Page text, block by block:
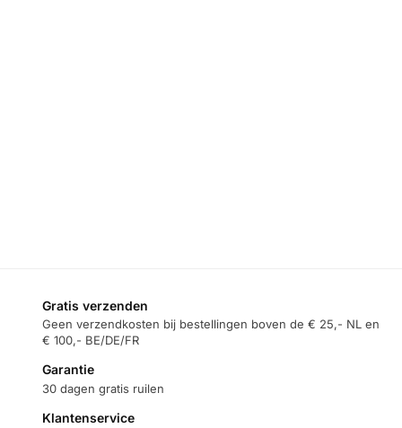
Gratis verzenden
Geen verzendkosten bij bestellingen boven de € 25,- NL en
€ 100,- BE/DE/FR
Garantie
30 dagen gratis ruilen
Klantenservice